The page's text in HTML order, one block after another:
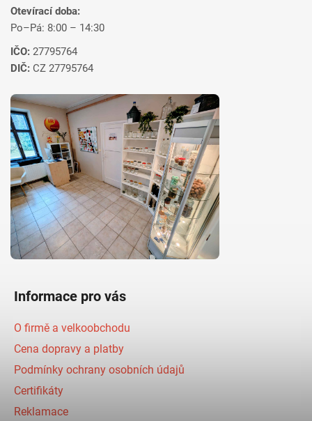
Otevírací doba:
Po–Pá: 8:00 – 14:30
IČO: 27795764
DIČ: CZ 27795764
Informace pro vás
O firmě a velkoobchodu
Cena dopravy a platby
Podmínky ochrany osobních údajů
Certifikáty
Reklamace